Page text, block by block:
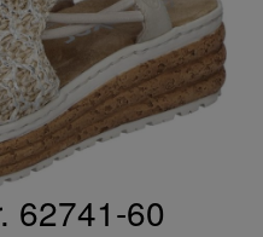
62741-60